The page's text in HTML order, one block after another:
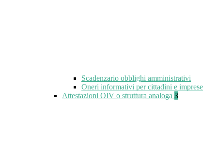
Scadenzario obblighi amministrativi
Oneri informativi per cittadini e imprese
Attestazioni OIV o struttura analoga 3